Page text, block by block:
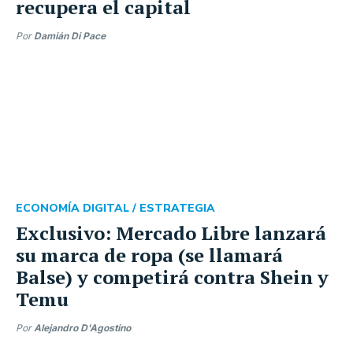
recupera el capital
Por Damián Di Pace
Exclusivo: Mercado Libre lanzará
su marca de ropa (se llamará
Balse) y competirá contra Shein y
Temu
ECONOMÍA DIGITAL / ESTRATEGIA
PorAlejandro D'Agostino